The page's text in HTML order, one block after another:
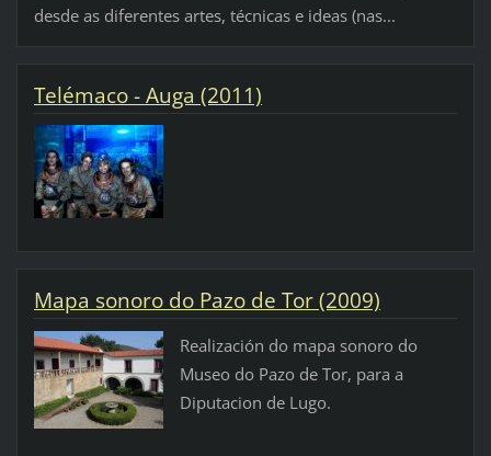
desde as diferentes artes, técnicas e ideas (nas...
Telémaco - Auga (2011)
Mapa sonoro do Pazo de Tor (2009)
Realización do mapa sonoro do
Museo do Pazo de Tor, para a
Diputacion de Lugo.